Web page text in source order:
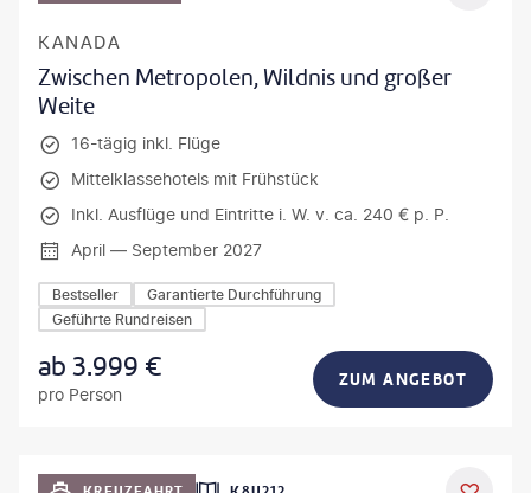
KANADA
Zwischen Metropolen, Wildnis und großer
Weite
16-tägig inkl. Flüge
Mittelklassehotels mit Frühstück
Inkl. Ausflüge und Eintritte i. W. v. ca. 240 € p. P.
April — September 2027
Bestseller
Garantierte Durchführung
Geführte Rundreisen
ab3.999 €
pro Person
ZUM ANGEBOT